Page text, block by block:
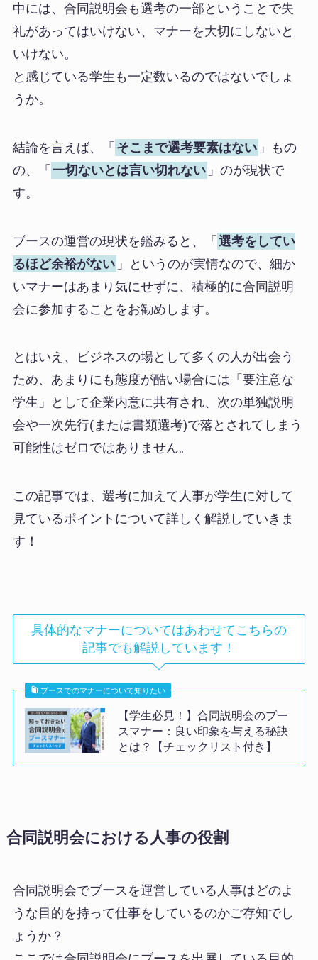
中には、合同説明会も選考の一部ということで失
礼があってはいけない、マナーを大切にしないと
いけない。
と感じている学生も一定数いるのではないでしょ
うか。
結論を言えば、「 そこまで選考要素はない 」もの
の、「 一切ないとは言い切れない 」のが現状で
す。
ブースの運営の現状を鑑みると、「 選考をしてい
るほど余裕がない 」というのが実情なので、細か
いマナーはあまり気にせずに、積極的に合同説明
会に参加することをお勧めします。
とはいえ、ビジネスの場として多くの人が出会う
ため、あまりにも態度が酷い場合には「要注意な
学生」として企業内意に共有され、次の単独説明
会や一次先行(または書類選考)で落とされてしまう
可能性はゼロではありません。
この記事では、選考に加えて人事が学生に対して
見ているポイントについて詳しく解説していきま
す！
具体的なマナーについてはあわせてこちらの
記事でも解説しています！
ブースでのマナーについて知りたい
【学生必見！】合同説明会のブー
スマナー：良い印象を与える秘訣
とは？【チェックリスト付き】
合同説明会における人事の役割
合同説明会でブースを運営している人事はどのよ
うな目的を持って仕事をしているのかご存知でし
ょうか？